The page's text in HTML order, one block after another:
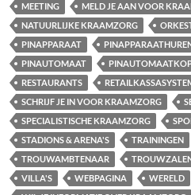
MEETING
MELD JE AAN VOOR
NATUURLIJKE KRAAMZORG
PINAPPARAAT
PINAUTOMAAT
RESTAURANTS
SCHRIJF JE IN VOOR KRAAMZORG
SPECIALISTISCHE KRAAMZORG
STADIONS & ARENA'S
TRAININGEN
TROUWAMBTENAAR
VILLA'S
WEBPAGINA
WERELD